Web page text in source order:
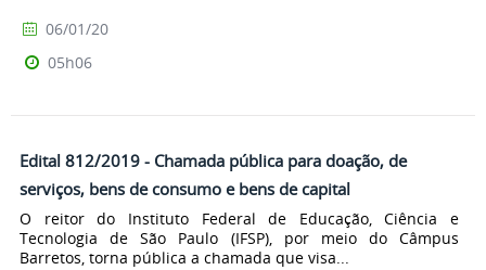
06/01/20
05h06
Edital 812/2019 - Chamada pública para doação, de
serviços, bens de consumo e bens de capital
O reitor do Instituto Federal de Educação, Ciência e
Tecnologia de São Paulo (IFSP), por meio do Câmpus
Barretos, torna pública a chamada que visa...